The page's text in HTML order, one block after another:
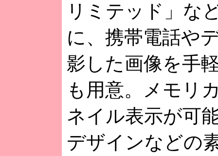
リミテッド」な
に、携帯電話や
影した画像を手
も用意。メモリ
ネイル表示が可
デザインなどの